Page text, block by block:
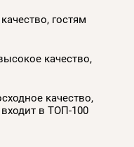
гостям
качество,
качество,
в ТОП-100